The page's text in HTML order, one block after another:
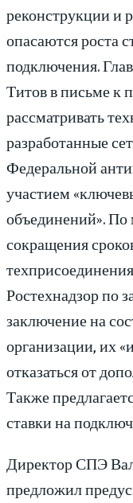
реконструкции и
опасаются роста
подключения.
Титов в письме к
рассматривать
разработанные
Федеральной
участием
объединений».
сокращения
Ростехнадзор по
заключение на
организации, их
отказаться от
Также
ставки на
Директор СПЭ
предложил